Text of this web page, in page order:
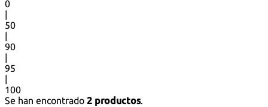
0
|
50
|
90
|
95
|
100
Se han encontrado 2 productos.